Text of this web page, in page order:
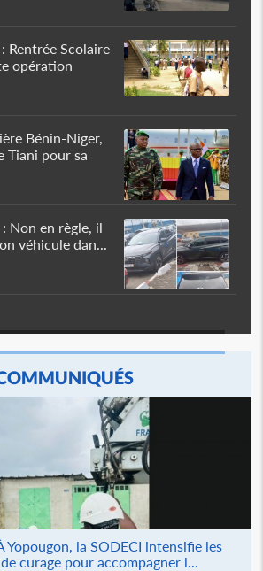
Rentrée Scolaire
opération
Bénin-Niger,
Tiani pour sa
Non en règle, il
véhicule dan...
Yopougon, la SODECI intensifie les
curage pour accompagner l...